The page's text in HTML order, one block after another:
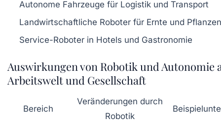
Autonome Fahrzeuge für Logistik und Transport
Landwirtschaftliche Roboter für Ernte und
Service-Roboter in Hotels und Gastronomie
Auswirkungen von Robotik und Autonomie
Arbeitswelt und Gesellschaft
Bereich
Veränderungen durch
Robotik